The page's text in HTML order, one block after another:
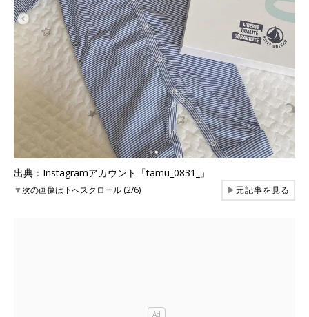
出典：Instagramアカウント「tamu_0831_」
▼次の画像は下へスクロール (2/6) ▶元記事を見る